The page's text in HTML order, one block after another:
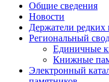
Общие сведения
Новости
Держатели
Региональный
Единичные
Книжные
Электронный